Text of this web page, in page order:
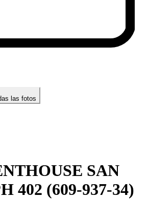
las fotos
SAN
402 (609-937-34)